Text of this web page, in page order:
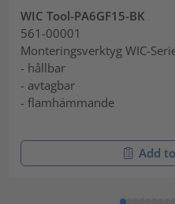
WIC Tool-PA6GF15-BK
561-00001
Monteringsverktyg WIC-
- hållbar
- avtagbar
- flamhämmande
Add